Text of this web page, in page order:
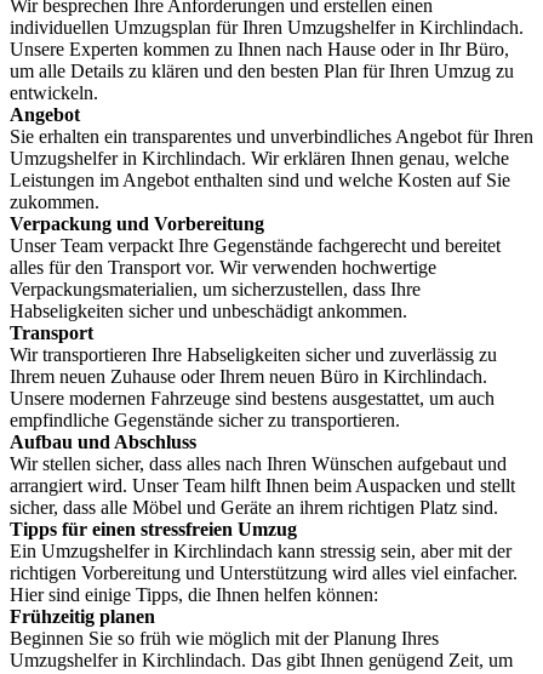
Wir besprechen Ihre Anforderungen und erstellen einen
individuellen Umzugsplan für Ihren Umzugshelfer in Kirchlindach.
Unsere Experten kommen zu Ihnen nach Hause oder in Ihr Büro,
um alle Details zu klären und den besten Plan für Ihren Umzug zu
entwickeln.
Angebot
Sie erhalten ein transparentes und unverbindliches Angebot für Ihren
Umzugshelfer in Kirchlindach. Wir erklären Ihnen genau, welche
Leistungen im Angebot enthalten sind und welche Kosten auf Sie
zukommen.
Verpackung und Vorbereitung
Unser Team verpackt Ihre Gegenstände fachgerecht und bereitet
alles für den Transport vor. Wir verwenden hochwertige
Verpackungsmaterialien, um sicherzustellen, dass Ihre
Habseligkeiten sicher und unbeschädigt ankommen.
Transport
Wir transportieren Ihre Habseligkeiten sicher und zuverlässig zu
Ihrem neuen Zuhause oder Ihrem neuen Büro in Kirchlindach.
Unsere modernen Fahrzeuge sind bestens ausgestattet, um auch
empfindliche Gegenstände sicher zu transportieren.
Aufbau und Abschluss
Wir stellen sicher, dass alles nach Ihren Wünschen aufgebaut und
arrangiert wird. Unser Team hilft Ihnen beim Auspacken und stellt
sicher, dass alle Möbel und Geräte an ihrem richtigen Platz sind.
Tipps für einen stressfreien Umzug
Ein Umzugshelfer in Kirchlindach kann stressig sein, aber mit der
richtigen Vorbereitung und Unterstützung wird alles viel einfacher.
Hier sind einige Tipps, die Ihnen helfen können:
Frühzeitig planen
Beginnen Sie so früh wie möglich mit der Planung Ihres
Umzugshelfer in Kirchlindach. Das gibt Ihnen genügend Zeit, um